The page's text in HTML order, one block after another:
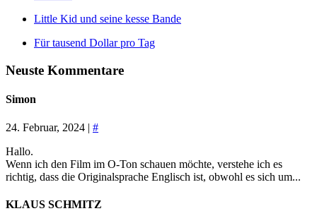
Little Kid und seine kesse Bande
Für tausend Dollar pro Tag
Neuste Kommentare
Simon
24. Februar, 2024 | #
Hallo.
Wenn ich den Film im O-Ton schauen möchte, verstehe ich es
richtig, dass die Originalsprache Englisch ist, obwohl es sich um...
KLAUS SCHMITZ